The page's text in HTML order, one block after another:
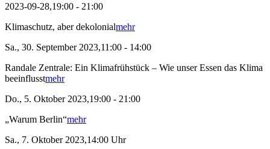
2023-09-28,19:00 - 21:00
Klimaschutz, aber dekolonialmehr
Sa., 30. September 2023,11:00 - 14:00
Randale Zentrale: Ein Klimafrühstück – Wie unser Essen das Klima
beeinflusstmehr
Do., 5. Oktober 2023,19:00 - 21:00
„Warum Berlin“mehr
Sa., 7. Oktober 2023,14:00 Uhr